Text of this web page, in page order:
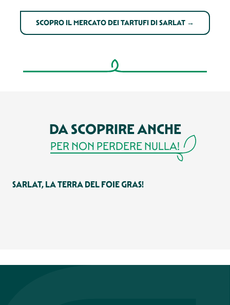
SCOPRO IL MERCATO DEI TARTUFI DI SARLAT →
DA SCOPRIRE ANCHE
PER NON PERDERE NULLA!
SARLAT, LA TERRA DEL FOIE GRAS!